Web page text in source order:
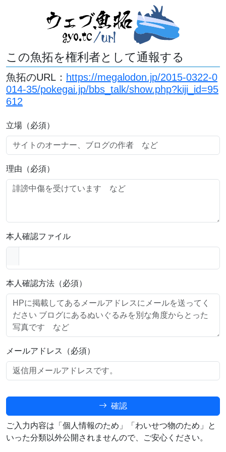
この魚拓を権利者として通報する
魚拓のURL： https://megalodon.jp/2015-0322-0
014-35/pokegai.jp/bbs_talk/show.php?kiji_id=95
612
立場（必須）
理由（必須）
本人確認ファイル
本人確認方法（必須）
メールアドレス（必須）
確認
ご入力内容は「個人情報のため」「わいせつ物のため」と
いった分類以外公開されませんので、ご安心ください。